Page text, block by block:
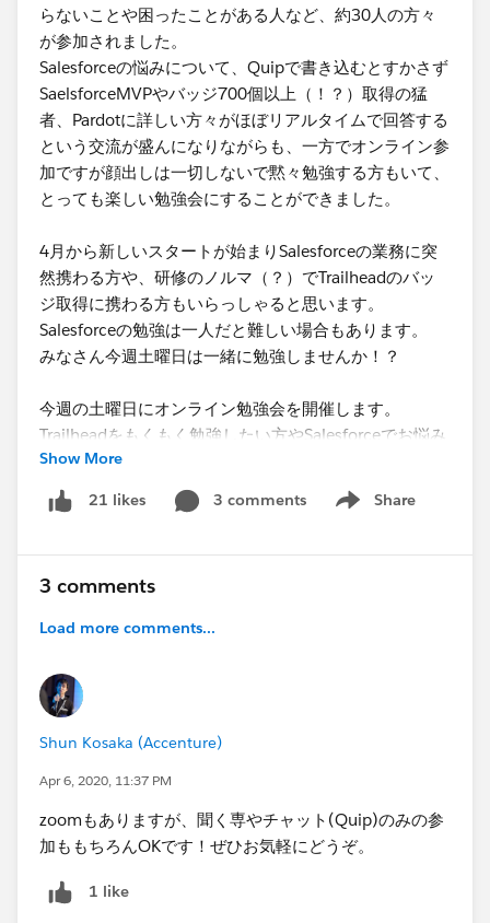
らないことや困ったことがある人など、約30人の方々
が参加されました。
Salesforceの悩みについて、Quipで書き込むとすかさず
SaelsforceMVPやバッジ700個以上（！？）取得の猛
者、Pardotに詳しい方々がほぼリアルタイムで回答する
という交流が盛んになりながらも、一方でオンライン参
加ですが顔出しは一切しないで黙々勉強する方もいて、
とっても楽しい勉強会にすることができました。
4月から新しいスタートが始まりSalesforceの業務に突
然携わる方や、研修のノルマ（？）でTrailheadのバッ
ジ取得に携わる方もいらっしゃると思います。
Salesforceの勉強は一人だと難しい場合もあります。
みなさん今週土曜日は一緒に勉強しませんか！？
今週の土曜日にオンライン勉強会を開催します。
Trailheadをもくもく勉強したい方やSalesforceでお悩み
がある方、ぜひご参加ください！↓↓
https://www.trailblazers.jp/event/salesforce-saturday-
Salesforce 初心者のかたや、Trailblazer Community の
す。
チャットルームは入退室自由です。Tokyo 以外のかたも
ぜひご参加ください！！
Show More
21 likes 3 comments Share
Show menu
3 comments
Load more comments...
Shun Kosaka (Accenture)
Apr 6, 2020, 11:37 PM
zoomもありますが、聞く専やチャット(Quip)のみの参
加ももちろんOKです！ぜひお気軽にどうぞ。
1 like